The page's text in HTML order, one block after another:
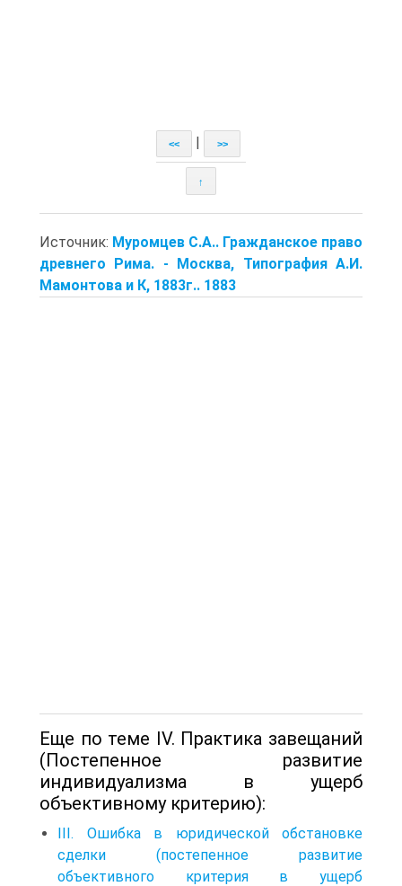
<< >>
↑
Источник: Муромцев С.А.. Гражданское право
древнего Рима. - Москва, Типография А.И.
Мамонтова и К, 1883г.. 1883
Еще по теме IV. Практика завещаний
(Постепенное развитие
индивидуализма в ущерб
объективному критерию):
III. Ошибка в юридической обстановке
сделки (постепенное развитие
объективного критерия в ущерб